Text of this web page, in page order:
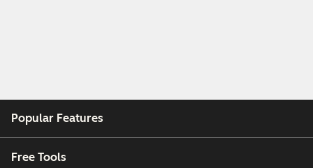
Popular Features
Free Tools